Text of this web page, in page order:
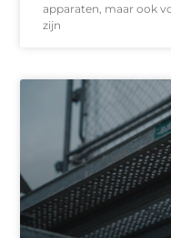
apparaten, maar ook
zijn